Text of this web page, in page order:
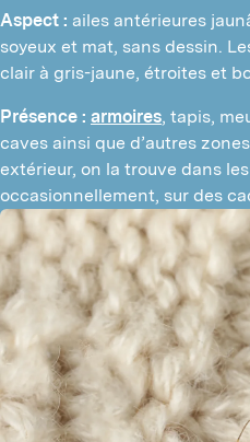
Aspect : ailes antérieures
soyeux et mat, sans dessin.
clair à gris-jaune, étroites et
Présence : armoires, tapis,
caves ainsi que d’autres
extérieur, on la trouve dans les
occasionnellement, sur des